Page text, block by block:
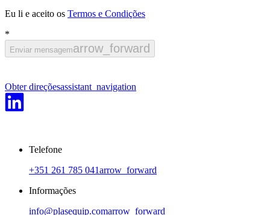
Eu li e aceito os Termos e Condições
*
Enviar mensagemarrow_forward
Obter direçõesassistant_navigation
Telefone
+351 261 785 041arrow_forward
Informações
info@plasequip.comarrow_forward